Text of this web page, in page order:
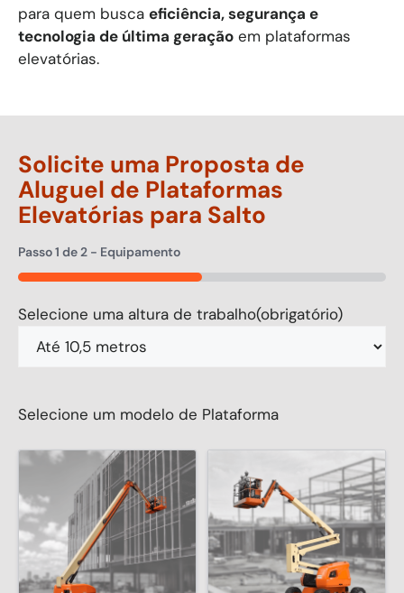
para quem busca eficiência, segurança e
tecnologia de última geração em plataformas
elevatórias.
Solicite uma Proposta de
Aluguel de Plataformas
Elevatórias para Salto
Passo1 de2 - Equipamento
50%
Selecione uma altura de trabalho(obrigatório)
Selecione um modelo de Plataforma